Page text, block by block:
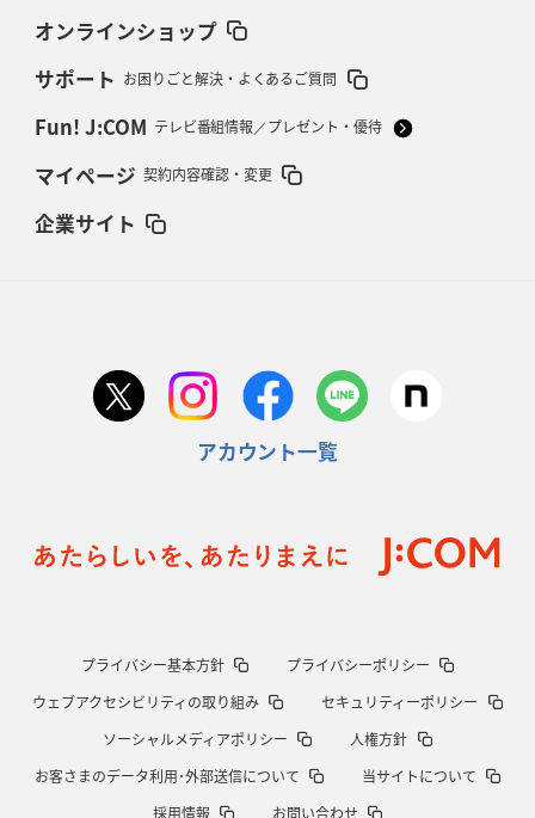
オンラインショップ
サポート お困りごと解決・よくあるご質問
Fun! J:COM テレビ番組情報／プレゼント・優待
マイページ 契約内容確認・変更
企業サイト
アカウント一覧
プライバシー基本方針
プライバシーポリシー
ウェブアクセシビリティの取り組み
セキュリティーポリシー
ソーシャルメディアポリシー
人権方針
お客さまのデータ利用･外部送信について
当サイトについて
採用情報
お問い合わせ